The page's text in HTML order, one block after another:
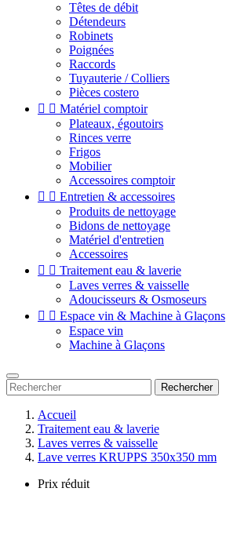
Têtes de débit
Détendeurs
Robinets
Poignées
Raccords
Tuyauterie / Colliers
Pièces costero
  Matériel comptoir
Plateaux, égoutoirs
Rinces verre
Frigos
Mobilier
Accessoires comptoir
  Entretien & accessoires
Produits de nettoyage
Bidons de nettoyage
Matériel d'entretien
Accessoires
  Traitement eau & laverie
Laves verres & vaisselle
Adoucisseurs & Osmoseurs
  Espace vin & Machine à Glaçons
Espace vin
Machine à Glaçons
Rechercher
Accueil
Traitement eau & laverie
Laves verres & vaisselle
Lave verres KRUPPS 350x350 mm
Prix réduit